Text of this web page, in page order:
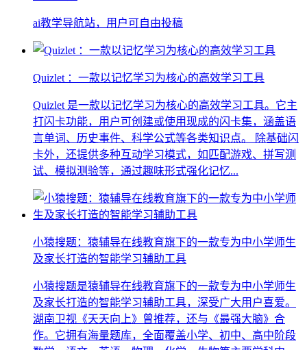
ai教学导航站，用户可自由投稿
Quizlet ：一款以记忆学习为核心的高效学习工具
Quizlet 是一款以记忆学习为核心的高效学习工具。它主
打闪卡功能，用户可创建或使用现成的闪卡集，涵盖语
言单词、历史事件、科学公式等各类知识点。 除基础闪
卡外，还提供多种互动学习模式，如匹配游戏、拼写测
试、模拟测验等，通过趣味形式强化记忆...
小猿搜题：猿辅导在线教育旗下的一款专为中小学师生
及家长打造的智能学习辅助工具
小猿搜题是猿辅导在线教育旗下的一款专为中小学师生
及家长打造的智能学习辅助工具，深受广大用户喜爱。
湖南卫视《天天向上》曾推荐，还与《最强大脑》合
作。它拥有海量题库，全面覆盖小学、初中、高中阶段